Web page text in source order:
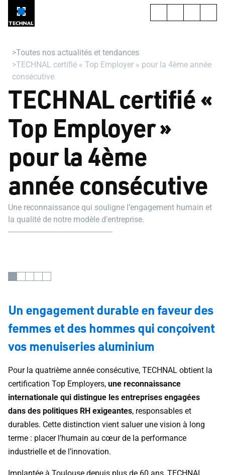
Toutes nos actualités et tendances
TECHNAL certifié « Top Employer » pour la 4ème année
consécutive
TECHNAL certifié «
Top Employer »
pour la 4ème
année consécutive
Une reconnaissance qui souligne l’engagement humain et
la qualité de notre modèle d’entreprise.
Un engagement durable en faveur des
femmes et des hommes qui conçoivent
vos menuiseries aluminium
Pour la quatrième année consécutive, TECHNAL obtient la
certification Top Employers, une reconnaissance
internationale qui distingue les entreprises engagées
dans des politiques RH exigeantes, responsables et
durables. Cette distinction vient saluer une vision à long
terme : placer l’humain au cœur de la performance
industrielle et de l’innovation.